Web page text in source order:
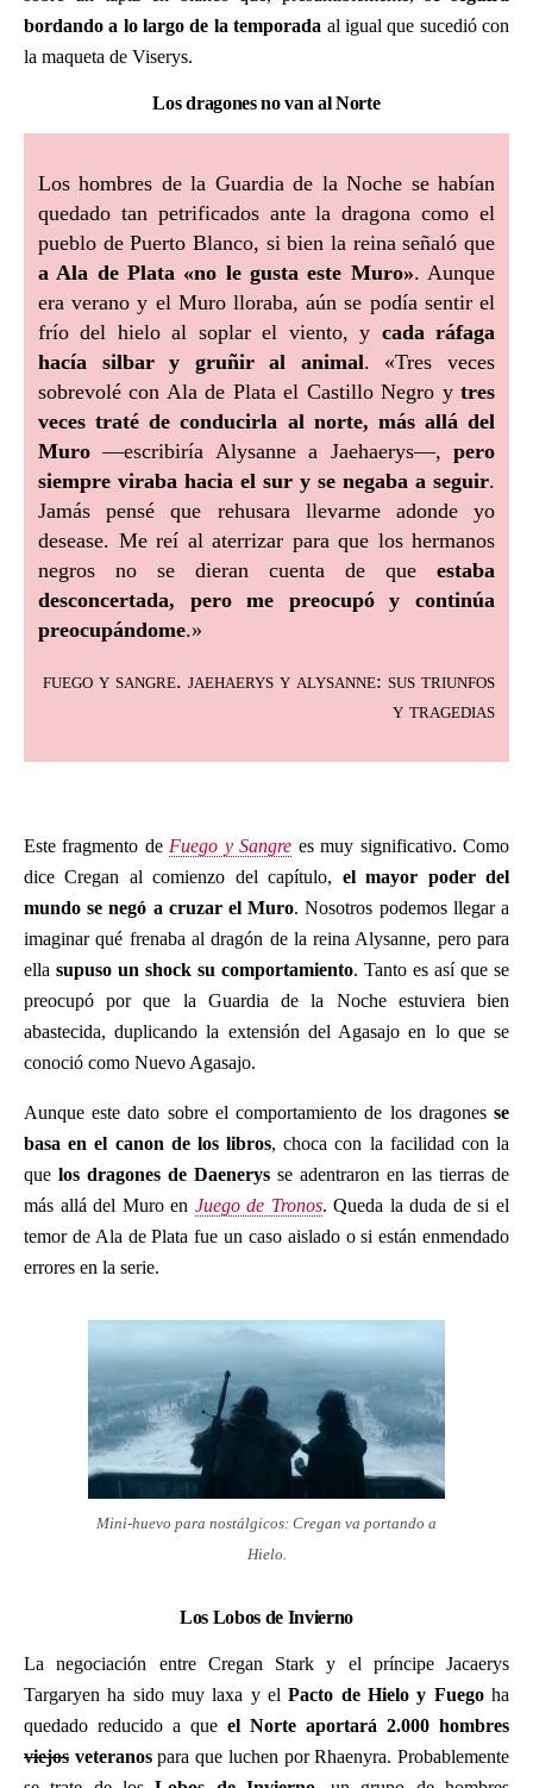
bordando a lo largo de la temporada al igual que sucedió con
la maqueta de Viserys.
Los dragones no van al Norte
Los hombres de la Guardia de la Noche se habían
quedado tan petrificados ante la dragona como el
pueblo de Puerto Blanco, si bien la reina señaló que
a Ala de Plata «no le gusta este Muro». Aunque
era verano y el Muro lloraba, aún se podía sentir el
frío del hielo al soplar el viento, y cada ráfaga
hacía silbar y gruñir al animal. «Tres veces
sobrevolé con Ala de Plata el Castillo Negro y tres
veces traté de conducirla al norte, más allá del
Muro —escribiría Alysanne a Jaehaerys—, pero
siempre viraba hacia el sur y se negaba a seguir.
Jamás pensé que rehusara llevarme adonde yo
desease. Me reí al aterrizar para que los hermanos
negros no se dieran cuenta de que estaba
desconcertada, pero me preocupó y continúa
preocupándome.»
fuego y sangre. jaehaerys y alysanne: sus triunfos
y tragedias
Este fragmento de Fuego y Sangre es muy significativo. Como
dice Cregan al comienzo del capítulo, el mayor poder del
mundo se negó a cruzar el Muro. Nosotros podemos llegar a
imaginar qué frenaba al dragón de la reina Alysanne, pero para
ella supuso un shock su comportamiento. Tanto es así que se
preocupó por que la Guardia de la Noche estuviera bien
abastecida, duplicando la extensión del Agasajo en lo que se
conoció como Nuevo Agasajo.
Aunque este dato sobre el comportamiento de los dragones se
basa en el canon de los libros, choca con la facilidad con la
que los dragones de Daenerys se adentraron en las tierras de
más allá del Muro en Juego de Tronos. Queda la duda de si el
temor de Ala de Plata fue un caso aislado o si están enmendado
errores en la serie.
Mini-huevo para nostálgicos: Cregan va portando a
Hielo.
Los Lobos de Invierno
La negociación entre Cregan Stark y el príncipe Jacaerys
Targaryen ha sido muy laxa y elPacto de Hielo y Fuegoha
quedado reducido a que el Norte aportará 2.000 hombres
viejos veteranospara que luchen por Rhaenyra. Probablemente